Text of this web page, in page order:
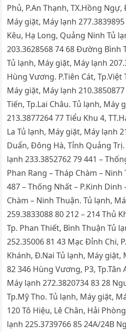
Phủ, P.An Thạnh, TX.Hồng
Máy giặt, Máy lạnh
Kêu, Hạ Long, Quảng Ninh Tủ
203.3628568 74 68 Đường Bình
Tủ lạnh, Máy giặt, Máy lạnh
Hùng Vương. P.Tiên Cát, Tp.Việt
Máy giặt, Máy lạnh
Tiến, Tp.Lai Châu. Tủ lạnh, Máy
213.3877264 77 Tiểu Khu 4,
La Tủ lạnh, Máy giặt, Máy lạnh
Duẩn, Đông Hà, Tỉnh Quảng
lạnh 233.3852762 79 441 –
Phan Rang – Tháp Chàm –
487 – Thống Nhất – P.Kinh Dinh
Chàm – Ninh Thuận. Tủ lạnh,
259.3833088 80 212 – 214 Thủ
Tp. Phan Thiết, Bình Thuận Tủ
252.35006 81 43 Mạc Đỉnh Chi,
Khánh, Đ.Nai Tủ lạnh, Máy giặt,
82 346 Hùng Vương, P3, Tp.Tân
Máy lạnh 272.3820734 83 28
Tp.Mỹ Tho. Tủ lạnh, Máy giặt,
120 Tô Hiệu, Lê Chân, Hải
lạnh 225.3739766 85 24A/24B